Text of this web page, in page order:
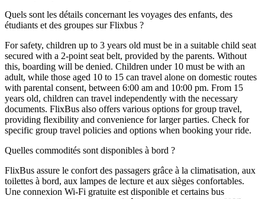
Quels sont les détails concernant les voyages des enfants, des
étudiants et des groupes sur Flixbus ?
For safety, children up to 3 years old must be in a suitable child seat
secured with a 2-point seat belt, provided by the parents. Without
this, boarding will be denied. Children under 10 must be with an
adult, while those aged 10 to 15 can travel alone on domestic routes
with parental consent, between 6:00 am and 10:00 pm. From 15
years old, children can travel independently with the necessary
documents. FlixBus also offers various options for group travel,
providing flexibility and convenience for larger parties. Check for
specific group travel policies and options when booking your ride.
Quelles commodités sont disponibles à bord ?
FlixBus assure le confort des passagers grâce à la climatisation, aux
toilettes à bord, aux lampes de lecture et aux sièges confortables.
Une connexion Wi-Fi gratuite est disponible et certains bus